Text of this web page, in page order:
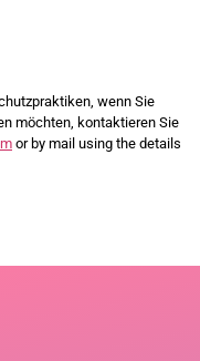
wenn Sie
möchten, kontaktieren Sie
or by mail using the details